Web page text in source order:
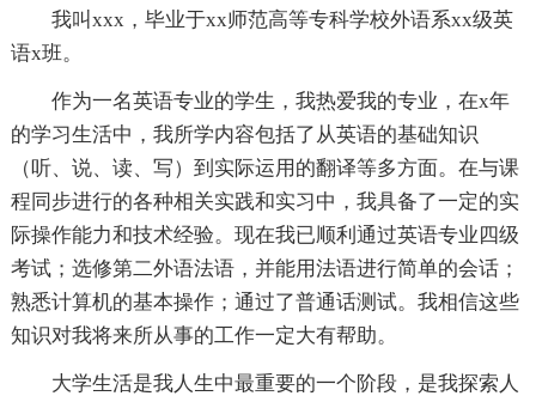
我叫xxx，毕业于xx师范高等专科学校外语系xx级英
语x班。
作为一名英语专业的学生，我热爱我的专业，在x年
的学习生活中，我所学内容包括了从英语的基础知识
（听、说、读、写）到实际运用的翻译等多方面。在与课
程同步进行的各种相关实践和实习中，我具备了一定的实
际操作能力和技术经验。现在我已顺利通过英语专业四级
考试；选修第二外语法语，并能用法语进行简单的会话；
熟悉计算机的基本操作；通过了普通话测试。我相信这些
知识对我将来所从事的工作一定大有帮助。
大学生活是我人生中最重要的一个阶段，是我探索人